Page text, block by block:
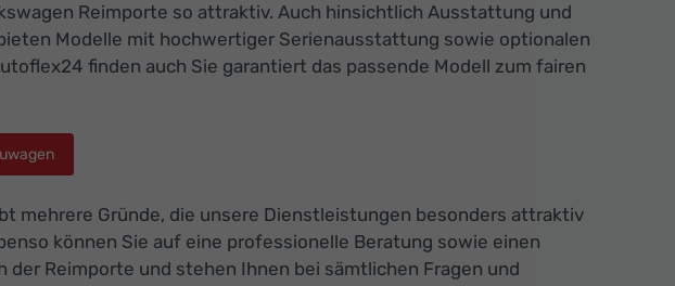
Reimporte so attraktiv. Auch hinsichtlich Ausstattung und
Modelle mit hochwertiger Serienausstattung sowie optionalen
finden auch Sie garantiert das passende Modell zum fairen
mehrere Gründe, die unsere Dienstleistungen besonders attraktiv
können Sie auf eine professionelle Beratung sowie einen
Reimporte und stehen Ihnen bei sämtlichen Fragen und